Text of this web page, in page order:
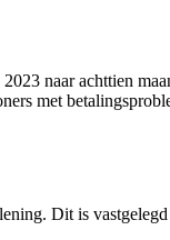
naar achttien
met
Dit is